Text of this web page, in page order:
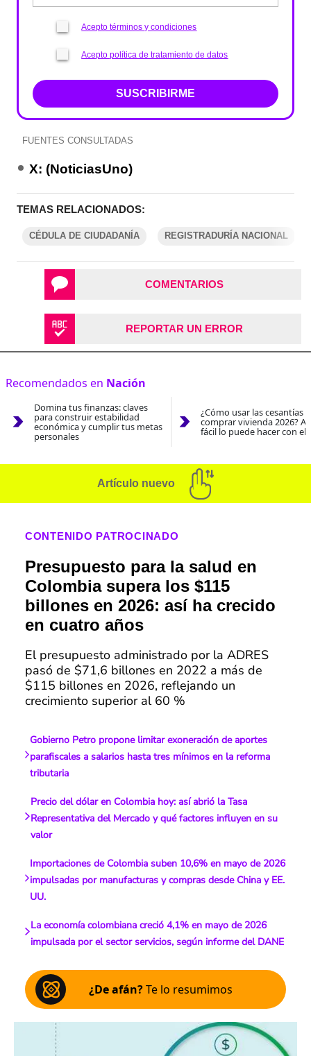
Acepto términos y condiciones
Acepto política de tratamiento de datos
SUSCRIBIRME
FUENTES CONSULTADAS
X: (NoticiasUno)
TEMAS RELACIONADOS:
CÉDULA DE CIUDADANÍA REGISTRADURÍA NACIONAL
COMENTARIOS
REPORTAR UN ERROR
Recomendados en Nación
Domina tus finanzas: claves
para construir estabilidad
económica y cumplir tus metas
personales
¿Cómo usar las cesantías
comprar vivienda 2026?
fácil lo puede hacer con el
Artículo nuevo
CONTENIDO PATROCINADO
Presupuesto para la salud en
Colombia supera los $115
billones en 2026: así ha crecido
en cuatro años
El presupuesto administrado por la ADRES
pasó de $71,6 billones en 2022 a más de
$115 billones en 2026, reflejando un
crecimiento superior al 60 %
Gobierno Petro propone limitar exoneración de aportes
parafiscales a salarios hasta tres mínimos en la reforma
tributaria
Precio del dólar en Colombia hoy: así abrió la Tasa
Representativa del Mercado y qué factores influyen en su
valor
Importaciones de Colombia suben 10,6% en mayo de 2026
impulsadas por manufacturas y compras desde China y EE.
UU.
La economía colombiana creció 4,1% en mayo de 2026
impulsada por el sector servicios, según informe del DANE
¿De afán?Te lo resumimos